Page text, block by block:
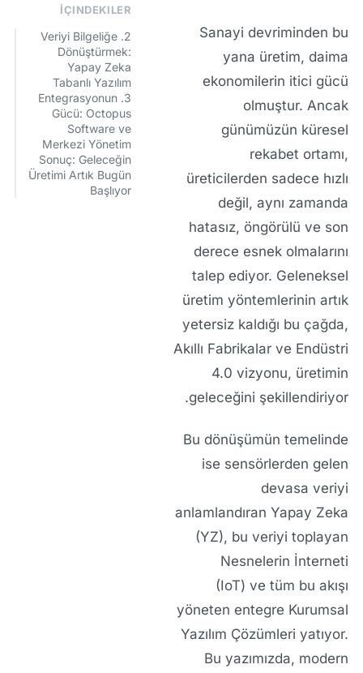
İÇINDEKILER
2. Veriyi Bilgeliğe
Dönüştürmek:
Yapay Zeka
Tabanlı Yazılım
3. Entegrasyonun
Gücü: Octopus
Software ve
Merkezi Yönetim
Sonuç: Geleceğin
Üretimi Artık Bugün
Başlıyor
Sanayi devriminden bu
yana üretim, daima
ekonomilerin itici gücü
olmuştur. Ancak
günümüzün küresel
rekabet ortamı,
üreticilerden sadece hızlı
değil, aynı zamanda
hatasız, öngörülü ve son
derece esnek olmalarını
talep ediyor. Geleneksel
üretim yöntemlerinin artık
yetersiz kaldığı bu çağda,
Akıllı Fabrikalar ve Endüstri
4.0 vizyonu, üretimin
geleceğini şekillendiriyor.
Bu dönüşümün temelinde
ise sensörlerden gelen
devasa veriyi
anlamlandıranYapay Zeka
(YZ), bu veriyi toplayan
Nesnelerin İnterneti
(IoT) ve tüm bu akışı
yöneten entegre Kurumsal
Yazılım Çözümleri yatıyor.
Bu yazımızda, modern